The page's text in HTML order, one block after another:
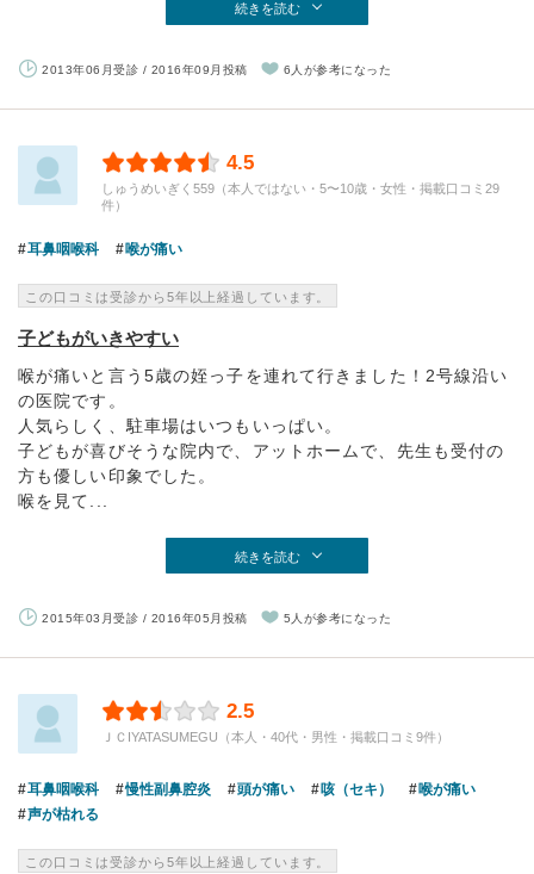
続きを読む
2013年06月受診 / 2016年09月投稿 6人が参考になった
4.5
しゅうめいぎく559（本人ではない・5〜10歳・女性・掲載口コミ29
件）
耳鼻咽喉科 喉が痛い
この口コミは受診から5年以上経過しています。
子どもがいきやすい
喉が痛いと言う5歳の姪っ子を連れて行きました！2号線沿い
の医院です。
人気らしく、駐車場はいつもいっぱい。
子どもが喜びそうな院内で、アットホームで、先生も受付の
方も優しい印象でした。
喉を見て...
続きを読む
2015年03月受診 / 2016年05月投稿 5人が参考になった
2.5
ＪＣIYATASUMEGU（本人・40代・男性・掲載口コミ9件）
耳鼻咽喉科 慢性副鼻腔炎 頭が痛い 咳（セキ）
喉が痛い
声が枯れる
この口コミは受診から5年以上経過しています。